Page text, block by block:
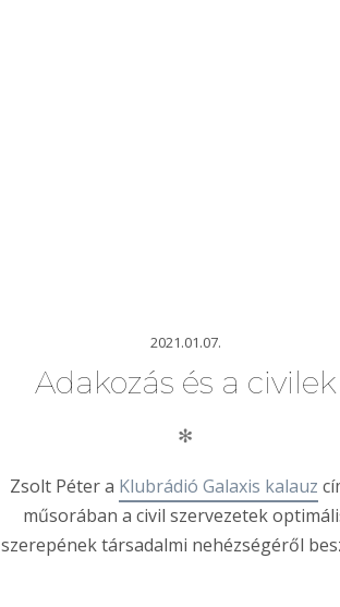
2021.01.07.
Adakozás és a civilek
✻
Zsolt Péter a Klubrádió Galaxis kalauz
műsorában a civil szervezetek
szerepének társadalmi nehézségéről